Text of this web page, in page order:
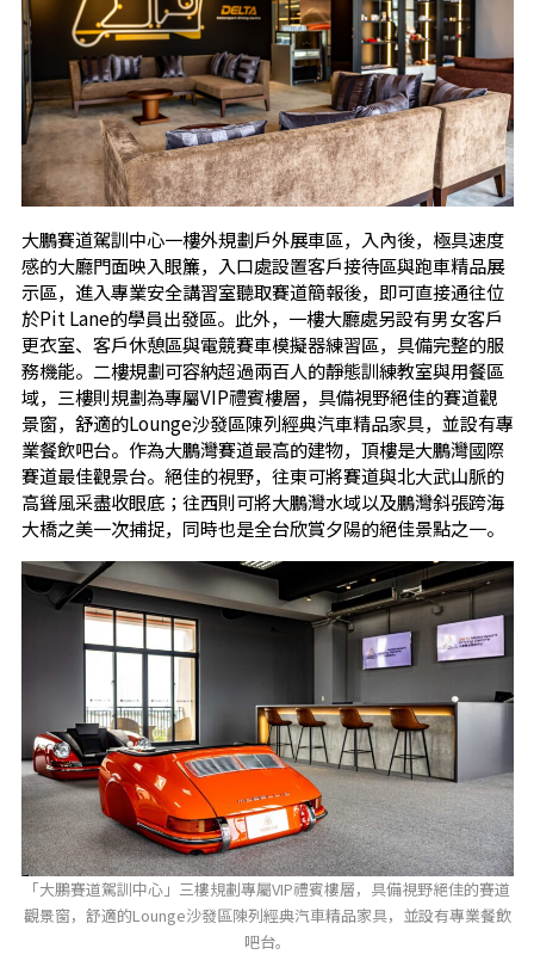
大鵬賽道駕訓中心一樓外規劃戶外展車區，入內後，極具速度
感的大廳門面映入眼簾，入口處設置客戶接待區與跑車精品展
示區，進入專業安全講習室聽取賽道簡報後，即可直接通往位
於Pit Lane的學員出發區。此外，一樓大廳處另設有男女客戶
更衣室、客戶休憩區與電競賽車模擬器練習區，具備完整的服
務機能。二樓規劃可容納超過兩百人的靜態訓練教室與用餐區
域，三樓則規劃為專屬VIP禮賓樓層，具備視野絕佳的賽道觀
景窗，舒適的Lounge沙發區陳列經典汽車精品家具，並設有專
業餐飲吧台。作為大鵬灣賽道最高的建物，頂樓是大鵬灣國際
賽道最佳觀景台。絕佳的視野，往東可將賽道與北大武山脈的
高聳風采盡收眼底；往西則可將大鵬灣水域以及鵬灣斜張跨海
大橋之美一次捕捉，同時也是全台欣賞夕陽的絕佳景點之一。
「大鵬賽道駕訓中心」三樓規劃專屬VIP禮賓樓層，具備視野絕佳的賽道
觀景窗，舒適的Lounge沙發區陳列經典汽車精品家具，並設有專業餐飲
吧台。